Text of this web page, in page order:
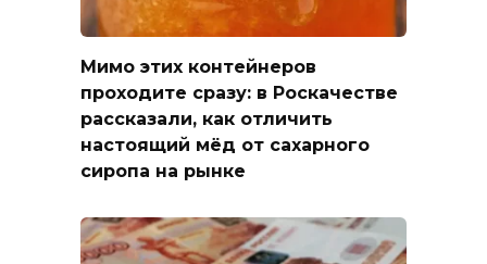
Мимо этих контейнеров
проходите сразу: в Роскачестве
рассказали, как отличить
настоящий мёд от сахарного
сиропа на рынке